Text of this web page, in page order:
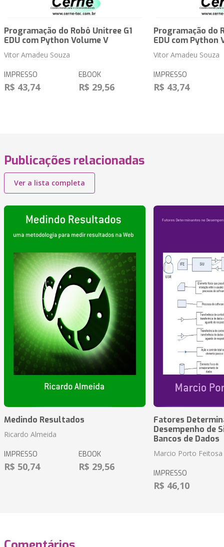
Programação do Robô Unitree G1
EDU com Python Volume V
Vitor Amadeu Souza
IMPRESSO
R$ 43,74
EBOOK
R$ 29,56
Programação do
EDU com Python
Vitor Amadeu Souza
IMPRESSO
R$ 43,74
Publicações relacionadas
Ver a lista completa
Medindo Resultados
Ricardo Almeida
IMPRESSO
R$ 50,74
EBOOK
R$ 29,56
Fatores
Desempenho de
Bancos de Dados
Marcio Porto Feitosa
IMPRESSO
R$ 46,10